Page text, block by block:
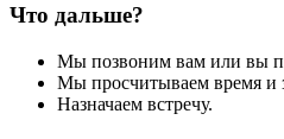
Что дальше?
Мы позвоним вам или вы
Мы просчитываем время и
Назначаем встречу.